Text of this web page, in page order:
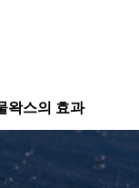
왁스의 효과